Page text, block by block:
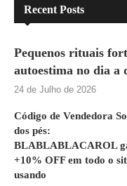
Recent Posts
Pequenos rituais
autoestima no dia a
24 de Julho de 2026
Código de Vendedora
dos pés:
BLABLABLACAROL
+10% OFF em todo o
usando